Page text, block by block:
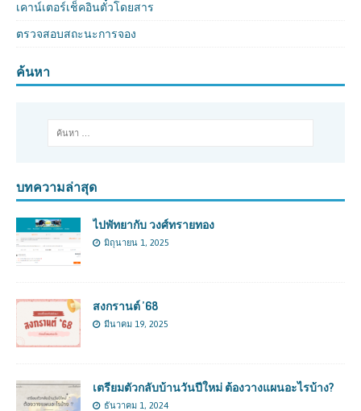
เคาน์เตอร์เช็คอินตั๋วโดยสาร
ตรวจสอบสถะนะการจอง
ค้นหา
บทความล่าสุด
ไปพัทยากับ วงศ์ทรายทอง
มิถุนายน 1, 2025
สงกรานต์ ’68
มีนาคม 19, 2025
เตรียมตัวกลับบ้านวันปีใหม่ ต้องวางแผนอะไรบ้าง?
ธันวาคม 1, 2024